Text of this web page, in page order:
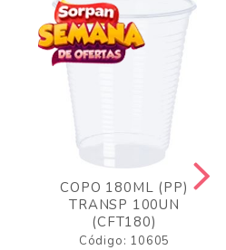
COPO 180ML (PP)
TRANSP 100UN
(CFT180)
Código: 10605